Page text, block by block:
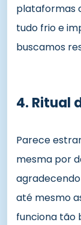
plataformas
tudo frio e
buscamos
4. Ritual
Parece
mesma por
até mesmo
funciona tão